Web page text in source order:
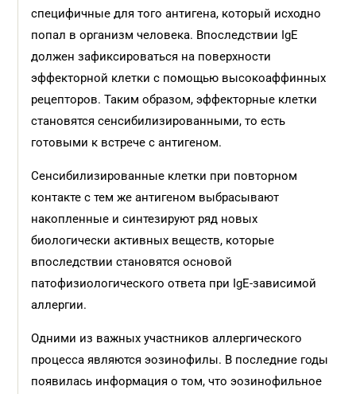
специфичные для того антигена, который исходно
попал в организм человека. Впоследствии IgE
должен зафиксироваться на поверхности
эффекторной клетки с помощью высокоаффинных
рецепторов. Таким образом, эффекторные клетки
становятся сенсибилизированными, то есть
готовыми к встрече с антигеном.
Сенсибилизированные клетки при повторном
контакте с тем же антигеном выбрасывают
накопленные и синтезируют ряд новых
биологически активных веществ, которые
впоследствии становятся основой
патофизиологического ответа при IgE-зависимой
аллергии.
Одними из важных участников аллергического
процесса являются эозинофилы. В последние годы
появилась информация о том, что эозинофильное